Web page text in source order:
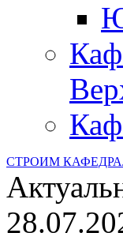
СТРОИМ